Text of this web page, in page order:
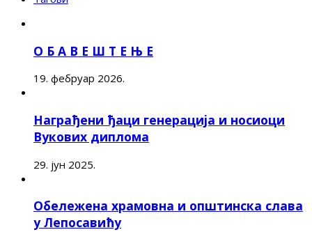
О Б А В Е Ш Т Е Њ Е
19. фебруар 2026.
Награђени ђаци генерација и носиоци
Вукових диплома
29. јун 2025.
Обележена храмовна и општинска слава
у Лепосавићу